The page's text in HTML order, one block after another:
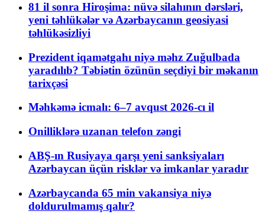
81 il sonra Hiroşima: nüvə silahının dərsləri,
yeni təhlükələr və Azərbaycanın geosiyasi
təhlükəsizliyi
Prezident iqamətgahı niyə məhz Zuğulbada
yaradılıb? Təbiətin özünün seçdiyi bir məkanın
tarixçəsi
Məhkəmə icmalı: 6–7 avqust 2026-cı il
Onilliklərə uzanan telefon zəngi
ABŞ-ın Rusiyaya qarşı yeni sanksiyaları
Azərbaycan üçün risklər və imkanlar yaradır
Azərbaycanda 65 min vakansiya niyə
doldurulmamış qalır?